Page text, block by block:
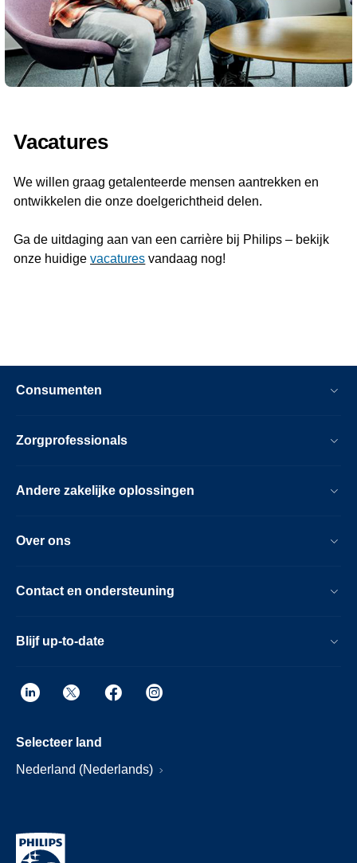
Vacatures
We willen graag getalenteerde mensen aantrekken en
ontwikkelen die onze doelgerichtheid delen.
Ga de uitdaging aan van een carrière bij Philips – bekijk
onze huidigevacatures vandaag nog!
Consumenten
Zorgprofessionals
Andere zakelijke oplossingen
Over ons
Contact en ondersteuning
Blijf up-to-date
Selecteer land
Nederland (Nederlands)